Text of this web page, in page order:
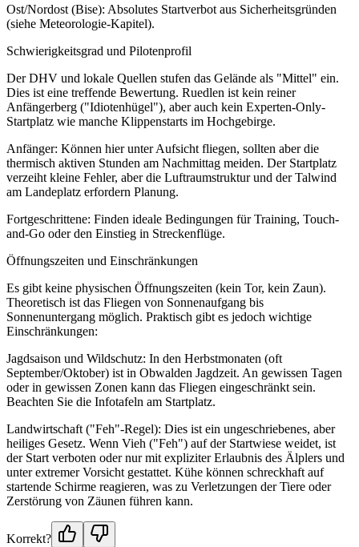
Ost/Nordost (Bise): Absolutes Startverbot aus Sicherheitsgründen
(siehe Meteorologie-Kapitel).
Schwierigkeitsgrad und Pilotenprofil
Der DHV und lokale Quellen stufen das Gelände als "Mittel" ein.
Dies ist eine treffende Bewertung. Ruedlen ist kein reiner
Anfängerberg ("Idiotenhügel"), aber auch kein Experten-Only-
Startplatz wie manche Klippenstarts im Hochgebirge.
Anfänger: Können hier unter Aufsicht fliegen, sollten aber die
thermisch aktiven Stunden am Nachmittag meiden. Der Startplatz
verzeiht kleine Fehler, aber die Luftraumstruktur und der Talwind
am Landeplatz erfordern Planung.
Fortgeschrittene: Finden ideale Bedingungen für Training, Touch-
and-Go oder den Einstieg in Streckenflüge.
Öffnungszeiten und Einschränkungen
Es gibt keine physischen Öffnungszeiten (kein Tor, kein Zaun).
Theoretisch ist das Fliegen von Sonnenaufgang bis
Sonnenuntergang möglich. Praktisch gibt es jedoch wichtige
Einschränkungen:
Jagdsaison und Wildschutz: In den Herbstmonaten (oft
September/Oktober) ist in Obwalden Jagdzeit. An gewissen Tagen
oder in gewissen Zonen kann das Fliegen eingeschränkt sein.
Beachten Sie die Infotafeln am Startplatz.
Landwirtschaft ("Feh"-Regel): Dies ist ein ungeschriebenes, aber
heiliges Gesetz. Wenn Vieh ("Feh") auf der Startwiese weidet, ist
der Start verboten oder nur mit expliziter Erlaubnis des Älplers und
unter extremer Vorsicht gestattet. Kühe können schreckhaft auf
startende Schirme reagieren, was zu Verletzungen der Tiere oder
Zerstörung von Zäunen führen kann.
Korrekt?